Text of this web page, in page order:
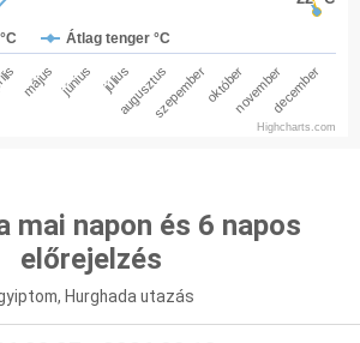
Átlag tenger °C
május június júliusaugusztusszepemberoktóbernovemberdecember
Highcharts.com
mai napon és 6 napos
előrejelzés
Hurghada utazás